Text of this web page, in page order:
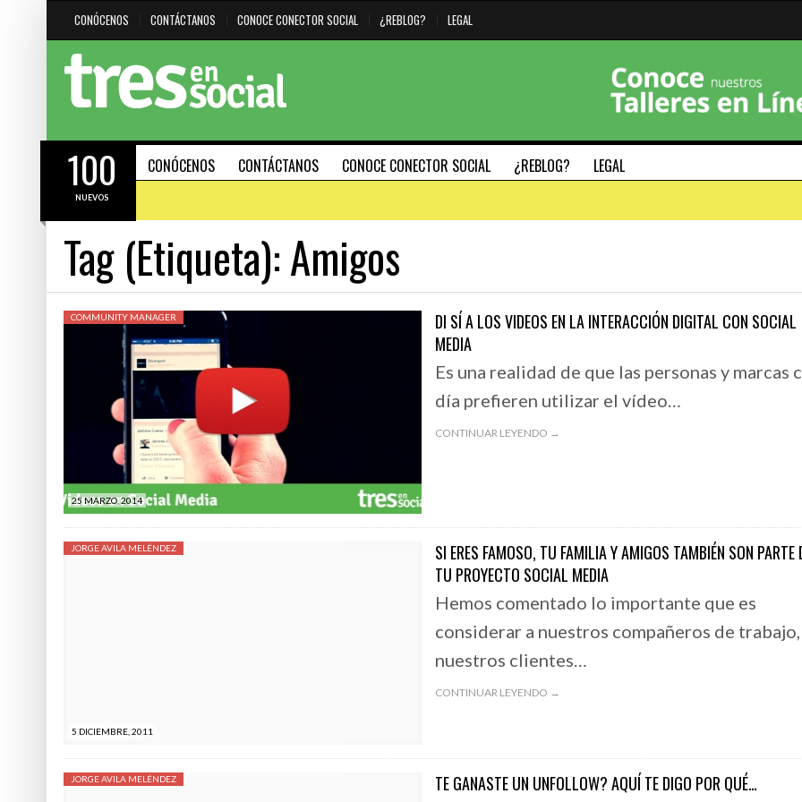
CONÓCENOS CONTÁCTANOS CONOCE CONECTOR SOCIAL ¿REBLOG? LEGAL
CONÓCENOS CONTÁCTANOS CONOCE CONECTOR SOCIAL ¿REBLOG? LEGAL
100
NUEVOS
21 FEBRERO, 2024
#HAZMARCA DESTACADO
INTELIGENCIA ARTIFICIAL: IMPULSOR DE
EFECTIVIDAD O DELATADOR DE
INCOMPETENCIAS
HERRAMIENTAS
30 PODEROSOS ATAJOS DEL TECLADO
(SHORTCUTS) PARA PC Y MAC
5 PILARES FUNDAMENTALES PARA DEFINIR LA
#SÁBADODIGITAL
Tag (Etiqueta):Amigos
25 MARZO, 2014
COMMUNITY MANAGER
DI SÍ A LOS VIDEOS EN LA INTERACCIÓN DIGITAL CON SOCIAL
MEDIA
Es una realidad de que las personas y marcas
día prefieren utilizar el vídeo…
CONTINUAR LEYENDO →
5 DICIEMBRE, 2011
JORGE AVILA MELÉNDEZ
SI ERES FAMOSO, TU FAMILIA Y AMIGOS TAMBIÉN SON PARTE
TU PROYECTO SOCIAL MEDIA
Hemos comentado lo importante que es
considerar a nuestros compañeros de trabajo,
nuestros clientes…
CONTINUAR LEYENDO →
JORGE AVILA MELÉNDEZ TE GANASTE UN UNFOLLOW? AQUÍ TE DIGO POR QUÉ…